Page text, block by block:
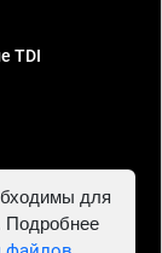
TDI
для
Подробнее